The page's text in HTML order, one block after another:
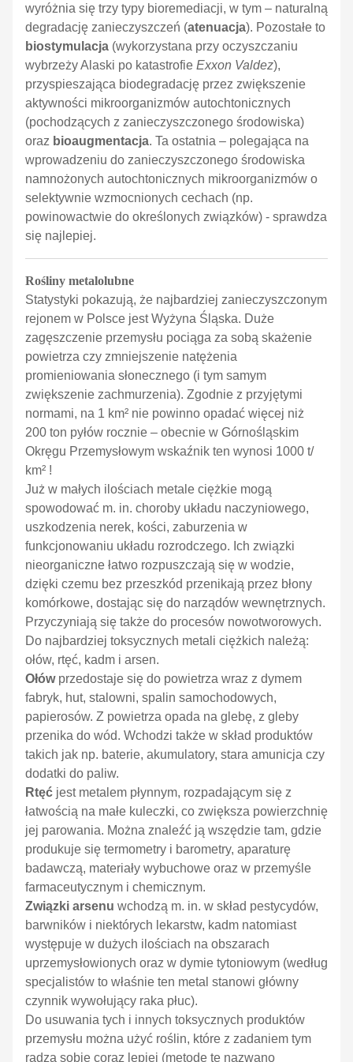
wyróżnia się trzy typy bioremediacji, w tym – naturalną
degradację zanieczyszczeń (atenuacja). Pozostałe to
biostymulacja (wykorzystana przy oczyszczaniu
wybrzeży Alaski po katastrofie Exxon Valdez),
przyspieszająca biodegradację przez zwiększenie
aktywności mikroorganizmów autochtonicznych
(pochodzących z zanieczyszczonego środowiska)
oraz bioaugmentacja. Ta ostatnia – polegająca na
wprowadzeniu do zanieczyszczonego środowiska
namnożonych autochtonicznych mikroorganizmów o
selektywnie wzmocnionych cechach (np.
powinowactwie do określonych związków) - sprawdza
się najlepiej.
Rośliny metalolubne
Statystyki pokazują, że najbardziej zanieczyszczonym
rejonem w Polsce jest Wyżyna Śląska. Duże
zagęszczenie przemysłu pociąga za sobą skażenie
powietrza czy zmniejszenie natężenia
promieniowania słonecznego (i tym samym
zwiększenie zachmurzenia). Zgodnie z przyjętymi
normami, na 1 km² nie powinno opadać więcej niż
200 ton pyłów rocznie – obecnie w Górnośląskim
Okręgu Przemysłowym wskaźnik ten wynosi 1000 t/
km² !
Już w małych ilościach metale ciężkie mogą
spowodować m. in. choroby układu naczyniowego,
uszkodzenia nerek, kości, zaburzenia w
funkcjonowaniu układu rozrodczego. Ich związki
nieorganiczne łatwo rozpuszczają się w wodzie,
dzięki czemu bez przeszkód przenikają przez błony
komórkowe, dostając się do narządów wewnętrznych.
Przyczyniają się także do procesów nowotworowych.
Do najbardziej toksycznych metali ciężkich należą:
ołów, rtęć, kadm i arsen.
Ołówprzedostaje się do powietrza wraz z dymem
fabryk, hut, stalowni, spalin samochodowych,
papierosów. Z powietrza opada na glebę, z gleby
przenika do wód. Wchodzi także w skład produktów
takich jak np. baterie, akumulatory, stara amunicja czy
dodatki do paliw.
Rtęć jest metalem płynnym, rozpadającym się z
łatwością na małe kuleczki, co zwiększa powierzchnię
jej parowania. Można znaleźć ją wszędzie tam, gdzie
produkuje się termometry i barometry, aparaturę
badawczą, materiały wybuchowe oraz w przemyśle
farmaceutycznym i chemicznym.
Związki arsenu wchodzą m. in. w skład pestycydów,
barwników i niektórych lekarstw, kadm natomiast
występuje w dużych ilościach na obszarach
uprzemysłowionych oraz w dymie tytoniowym (według
specjalistów to właśnie ten metal stanowi główny
czynnik wywołujący raka płuc).
Do usuwania tych i innych toksycznych produktów
przemysłu można użyć roślin, które z zadaniem tym
radzą sobie coraz lepiej (metodę tę nazwano